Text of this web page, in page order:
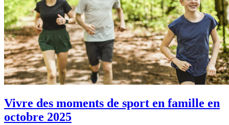
Vivre des moments de sport en famille en
octobre 2025